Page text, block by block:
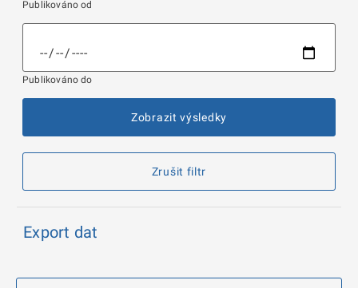
Publikováno od
Publikováno do
Zobrazit výsledky
Zrušit filtr
Export dat